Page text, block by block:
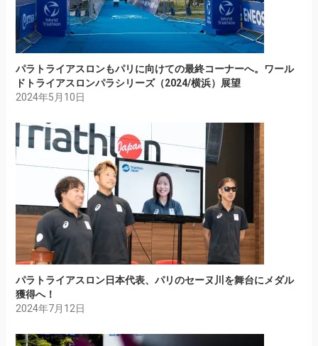
パラトライアスロンもパリに向けての最終コーナーへ。ワール
ドトライアスロンパラシリーズ（2024/横浜）展望
2024年5月10日
パラトライアスロン日本代表、パリのセーヌ川を舞台にメダル
獲得へ！
2024年7月12日